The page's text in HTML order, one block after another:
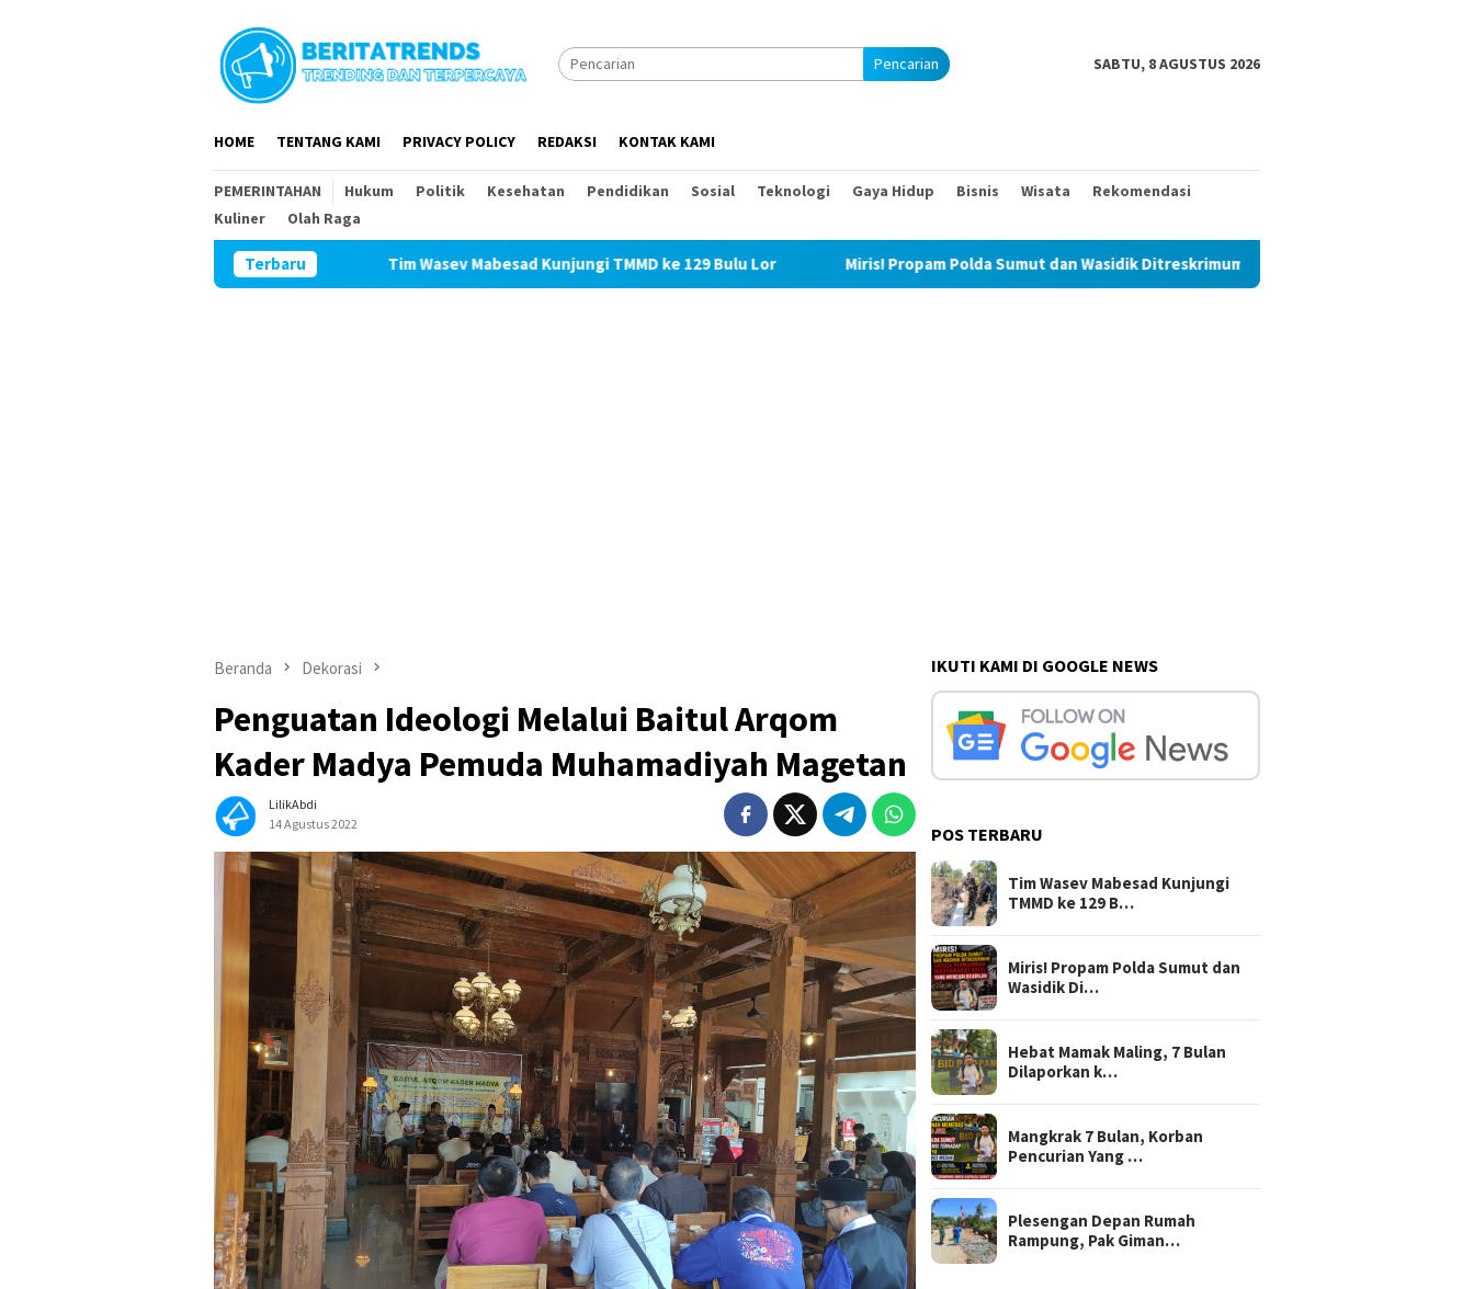
Pencarian SABTU, 8 AGUSTUS 2026
HOME TENTANG KAMI PRIVACY POLICY REDAKSI KONTAK KAMI
PEMERINTAHAN Hukum Politik Kesehatan Pendidikan Sosial Teknologi Gaya Hidup Bisnis Wisata
Rekomendasi
Kuliner
Olah Raga
Terbaru
Tim Wasev Mabesad Kunjungi TMMD ke 129 Bulu Lor Miris! Propam Polda Sumut dan Wasidik Ditreskrimum Diduga Permainkan Masyarakat Kecil Yang Mencari
Beranda Dekorasi
Penguatan Ideologi Melalui Baitul Arqom
Kader Madya Pemuda Muhamadiyah Magetan
LilikAbdi
14 Agustus 2022
IKUTI KAMI DI GOOGLE NEWS
POS TERBARU
Tim Wasev Mabesad Kunjungi
TMMD ke 129 B…
Miris! Propam Polda Sumut dan
Wasidik Di…
Hebat Mamak Maling, 7 Bulan
Dilaporkan k…
Mangkrak 7 Bulan, Korban
Pencurian Yang …
Plesengan Depan Rumah
Rampung, Pak Giman…